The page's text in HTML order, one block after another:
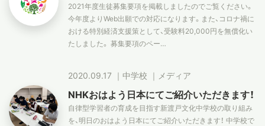
スタディツアー
教員ブログ
2021年度生徒募集要項を掲載しましたのでご覧ください。
今年度よりWeb出願での対応になります。また、コロナ禍に
おける特別経済支援策として、受験料20,000円を無償化い
たしました。 募集要項のペー…
2020.09.17 ｜ 中学校 ｜ メディア
NHKおはよう日本にてご紹介いただきます！
自律型学習者の育成を目指す新渡戸文化中学校の取り組み
を、明日のおはよう日本にてご紹介いただきます！ 中学校で